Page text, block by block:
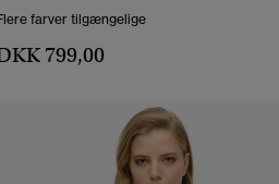
farver tilgængelige
799,00